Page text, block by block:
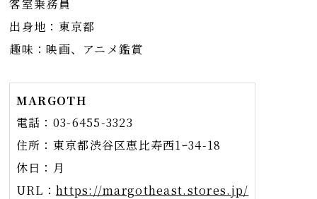
客室乗務員
出身地：東京都
趣味：映画、アニメ鑑賞
MARGOTH
電話：03-6455-3323
住所：東京都渋谷区恵比寿西1ｰ34-18
休日：月
URL： https://margotheast.stores.jp/